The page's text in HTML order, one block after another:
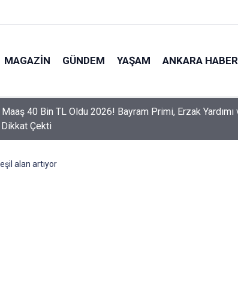
MAGAZIN GÜNDEM YAŞAM ANKARA HABER
Yeni Dönemde 3 İhlal Ehliyet İptaline Neden Olacak
alan artıyor